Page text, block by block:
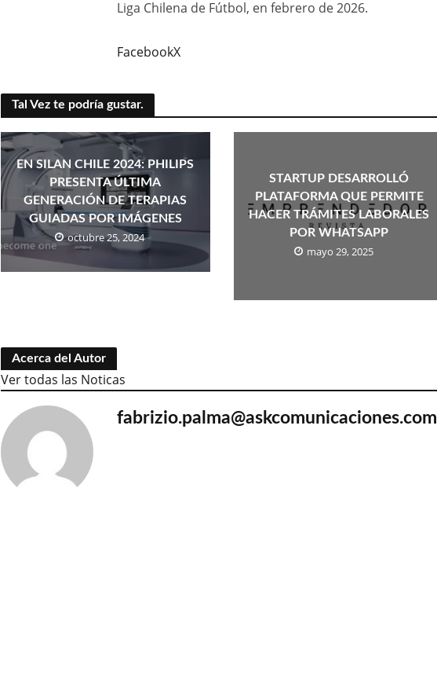
Liga Chilena de Fútbol, en febrero de 2026.
FacebookX
Tal Vez te podría gustar.
EN SILAN CHILE 2024: PHILIPS
PRESENTA ÚLTIMA
GENERACIÓN DE TERAPIAS
GUIADAS POR IMÁGENES
octubre 25, 2024
STARTUP DESARROLLÓ
PLATAFORMA QUE PERMITE
HACER TRÁMITES LABORALES
POR WHATSAPP
mayo 29, 2025
Acerca del Autor
Ver todas las Noticas
fabrizio.palma@askcomunicaciones.com